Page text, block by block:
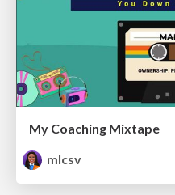
My Coaching Mixtape
mlcsv